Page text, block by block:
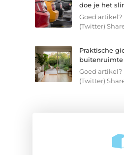
doe je het
Goed artikel?
(Twitter)
Praktische
buitenruimte
Goed artikel?
(Twitter)